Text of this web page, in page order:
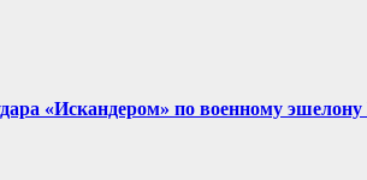
«Искандером» по военному